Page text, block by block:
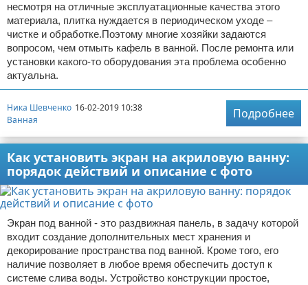
несмотря на отличные эксплуатационные качества этого
материала, плитка нуждается в периодическом уходе –
чистке и обработке.Поэтому многие хозяйки задаются
вопросом, чем отмыть кафель в ванной. После ремонта или
установки какого-то оборудования эта проблема особенно
актуальна.
Ника Шевченко 16-02-2019 10:38
Ванная
Подробнее
Как установить экран на акриловую ванну:
порядок действий и описание с фото
Экран под ванной - это раздвижная панель, в задачу которой
входит создание дополнительных мест хранения и
декорирование пространства под ванной. Кроме того, его
наличие позволяет в любое время обеспечить доступ к
системе слива воды. Устройство конструкции простое,